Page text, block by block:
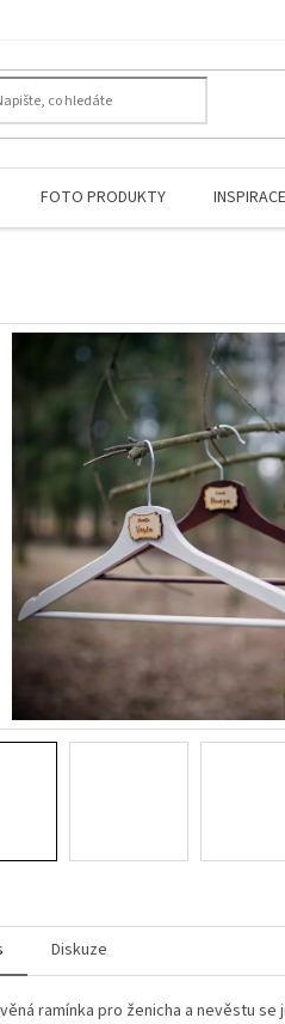
FOTO PRODUKTY
Diskuze
ramínka pro ženicha a nevěstu se